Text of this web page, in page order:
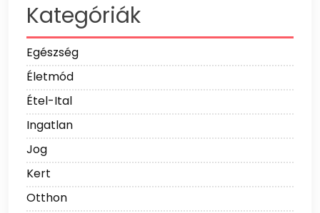
Kategóriák
Egészség
Életmód
Étel-Ital
Ingatlan
Jog
Kert
Otthon